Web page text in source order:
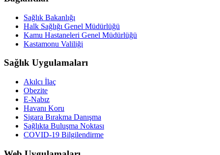
Sağlık Bakanlığı
Halk Sağlığı Genel Müdürlüğü
Kamu Hastaneleri Genel Müdürlüğü
Kastamonu Valiliği
Sağlık Uygulamaları
Akılcı İlaç
Obezite
E-Nabız
Havanı Koru
Sigara Bırakma Danışma
Sağlıkta Buluşma Noktası
COVID-19 Bilgilendirme